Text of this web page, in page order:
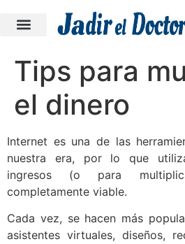
Tips para
el dinero
Internet es una de las
nuestra era, por lo que
ingresos (o para
completamente viable.
Cada vez, se hacen más
asistentes virtuales, diseños,